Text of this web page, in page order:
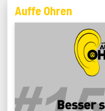
Auffe Ohren